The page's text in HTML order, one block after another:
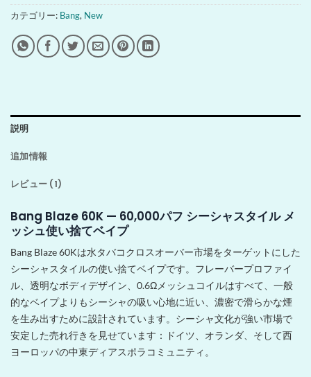
カテゴリー: Bang, New
説明
追加情報
レビュー (1)
Bang Blaze 60K — 60,000パフ シーシャスタイル メ
ッシュ使い捨てベイプ
Bang Blaze 60Kは水タバコクロスオーバー市場をターゲットにした
シーシャスタイルの使い捨てベイプです。フレーバープロファイ
ル、透明なボディデザイン、0.6Ωメッシュコイルはすべて、一般
的なベイプよりもシーシャの吸い心地に近い、濃密で滑らかな煙
を生み出すために設計されています。シーシャ文化が強い市場で
安定した売れ行きを見せています：ドイツ、オランダ、そして西
ヨーロッパの中東ディアスポラコミュニティ。